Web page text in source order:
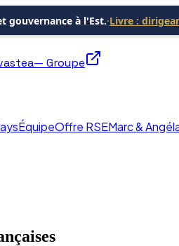
gouvernance à l'Est.·Livre :
— Groupe
ÉquipeOffre RSEMarc &